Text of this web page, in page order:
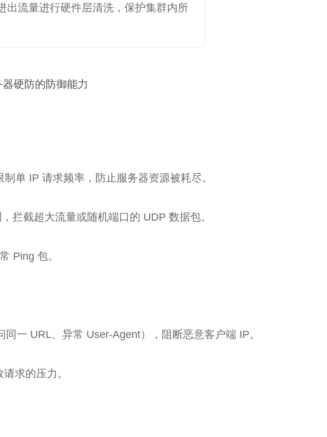
出流量进行硬件层清洗，保护集群内所
硬防的防御能力
单 IP 请求频率，防止服务器资源被耗尽。
拦截超大流量或随机端口的 UDP 数据包。
Ping 包。
一 URL、异常 User-Agent），阻断恶意客户端 IP。
求的压力。